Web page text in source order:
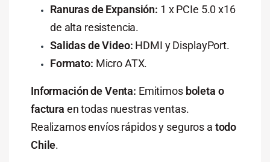
Ranuras de Expansión: 1 x PCIe 5.0 x16
de alta resistencia.
Salidas de Video: HDMI y DisplayPort.
Formato: Micro ATX.
Información de Venta: Emitimos boleta o
factura en todas nuestras ventas.
Realizamos envíos rápidos y seguros a todo
Chile.